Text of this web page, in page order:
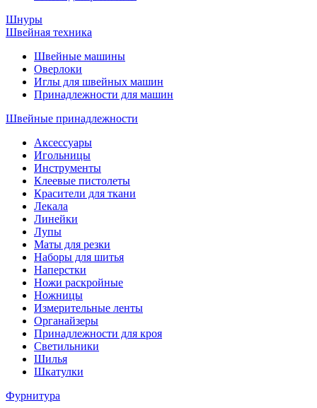
Шнуры
Швейная техника
Швейные машины
Оверлоки
Иглы для швейных машин
Принадлежности для машин
Швейные принадлежности
Аксессуары
Игольницы
Инструменты
Клеевые пистолеты
Красители для ткани
Лекала
Линейки
Лупы
Маты для резки
Наборы для шитья
Наперстки
Ножи раскройные
Ножницы
Измерительные ленты
Органайзеры
Принадлежности для кроя
Светильники
Шилья
Шкатулки
Фурнитура